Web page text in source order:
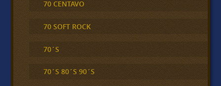
70 CENTAVO
70 SOFT ROCK
70´S
70´S 80´S 90´S